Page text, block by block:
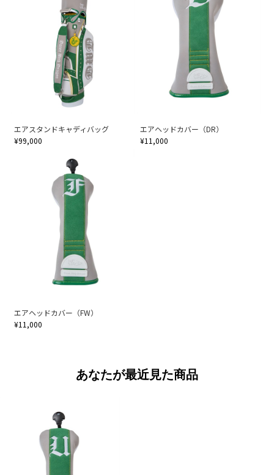
エアスタンドキャディバッグ
¥99,000
エアヘッドカバー（DR）
¥11,000
エアヘッドカバー（FW）
¥11,000
あなたが最近見た商品